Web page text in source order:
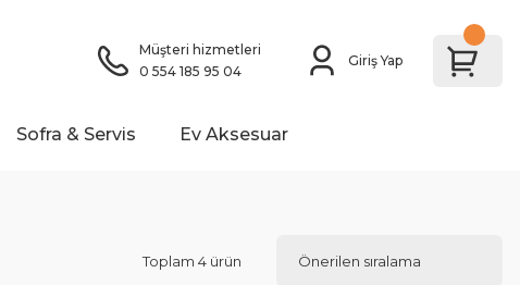
Müşteri hizmetleri
0 554 185 95 04
Giriş Yap
Sofra & Servis Ev Aksesuar
Toplam 4 ürün